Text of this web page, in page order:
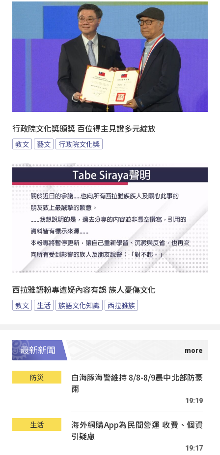
行政院文化獎頒獎 百位得主見證多元綻放
教文 藝文 行政院文化獎
西拉雅語粉專遭疑內容有誤 族人憂傷文化
教文 生活 族語文化知識 西拉雅族
最新新聞
防災
白海豚海警維持 8/8-8/9晨中北部防豪
雨
19:19
生活
海外網購App為民間營運 收費、個資
引疑慮
19:17